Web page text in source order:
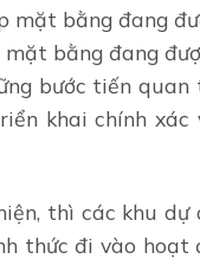
mặt bằng đang
bước tiến
khai chính
thì các khu
thức đi vào hoạt